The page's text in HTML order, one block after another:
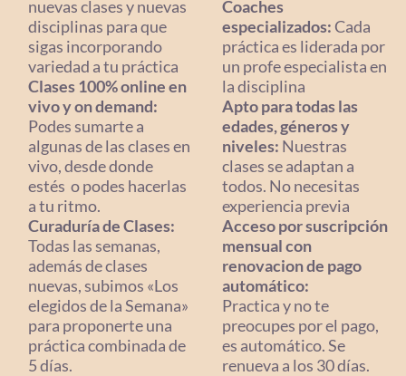
nuevas clases y nuevas
disciplinas para que
sigas incorporando
variedad a tu práctica
Clases 100% online en
vivo y on demand:
Podes sumarte a
algunas de las clases en
vivo, desde donde
estés o podes hacerlas
a tu ritmo.
Curaduría de Clases:
Todas las semanas,
además de clases
nuevas, subimos «Los
elegidos de la Semana»
para proponerte una
práctica combinada de
5 días.
Coaches
especializados: Cada
práctica es liderada por
un profe especialista en
la disciplina
Apto para todas las
edades, géneros y
niveles: Nuestras
clases se adaptan a
todos. No necesitas
experiencia previa
Acceso por suscripción
mensual con
renovacion de pago
automático:
Practica y no te
preocupes por el pago,
es automático. Se
renueva a los 30 días.